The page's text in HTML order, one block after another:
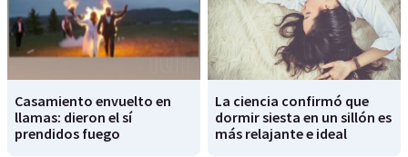
Casamiento envuelto en
llamas: dieron el sí
prendidos fuego
La ciencia confirmó que
dormir siesta en un sillón es
más relajante e ideal